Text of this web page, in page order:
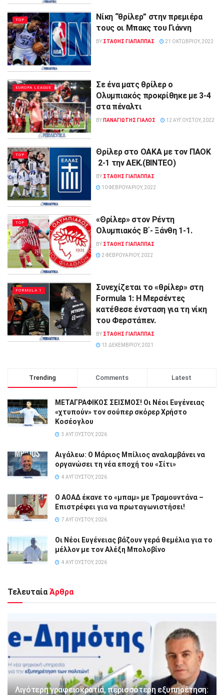
TOP
Νίκη “θρίλερ” στην πρεμιέρα
τους οι Μπακς του Γιάννη
BY ΣΤΑΘΗΣ ΓΊΑΠΑΠΠΑΣ 21 ΟΚΤΩΒΡΊΟΥ, 2022
EUROPA LEAGUE
Σε ένα ματς θρίλερ ο
Ολυμπιακός προκρίθηκε με 3-4
στα πέναλτι
BY ΠΑΝΑΓΙΩΤΗΣ ΓΙΑΛΟΣ 12 ΑΥΓΟΎΣΤΟΥ, 2022
TOP
Θρίλερ στο ΟΑΚΑ με τον ΠΑΟΚ
2-1 την ΑΕΚ.(ΒΙΝΤΕΟ)
BY ΣΤΑΘΗΣ ΓΊΑΠΑΠΠΑΣ
10 ΦΕΒΡΟΥΑΡΊΟΥ, 2022
TOP
«Θρίλερ» στον Ρέντη
Ολυμπιακός Β΄- Ξάνθη 1-1.
BY ΣΤΑΘΗΣ ΓΊΑΠΑΠΠΑΣ
2 ΦΕΒΡΟΥΑΡΊΟΥ, 2022
FORMULA 1
Συνεχίζεται το «θρίλερ» στη
Formula 1: Η Μερσέντες
κατέθεσε ένσταση για τη νίκη
του Φερστάπεν.
BY ΣΤΑΘΗΣ ΓΊΑΠΑΠΠΑΣ
13 ΔΕΚΕΜΒΡΊΟΥ, 2021
Trending Comments Latest
ΜΕΤΑΓΡΑΦΙΚΟΣ ΣΕΙΣΜΟΣ! Οι Νέοι Ευγένειας
«χτυπούν» τον σούπερ σκόρερ Χρήστο
Κοσέογλου
3 ΑΥΓΟΎΣΤΟΥ, 2026
Αιγάλεω: Ο Μάριος Μπίλιος αναλαμβάνει να
οργανώσει τη νέα εποχή του «Σίτι»
4 ΑΥΓΟΎΣΤΟΥ, 2026
Ο ΑΟΑΔ έκανε το «μπαμ» με Τραμουντάνα –
Επιστρέφει για να πρωταγωνιστήσει!
7 ΑΥΓΟΎΣΤΟΥ, 2026
Οι Νέοι Ευγένειας βάζουν γερά θεμέλια για το
μέλλον με τον Αλέξη Μπολοβίνο
4 ΑΥΓΟΎΣΤΟΥ, 2026
Τελευταία Άρθρα
Λιγότερη γραφειοκρατία, περισσότερη εξυπηρέτηση: